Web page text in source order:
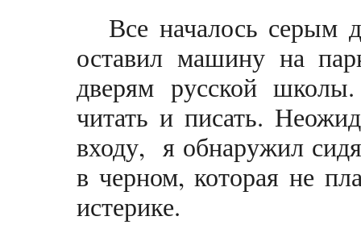
Все началось серым
оставил машину на
дверям русской
читать и писать.
входу, я обнаружил
в черном, которая не
истерике.